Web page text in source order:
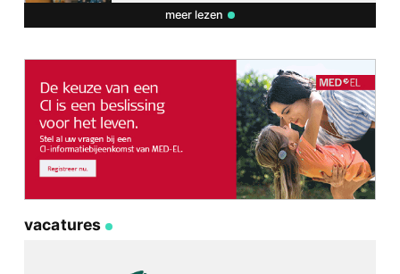
meer lezen
vacatures